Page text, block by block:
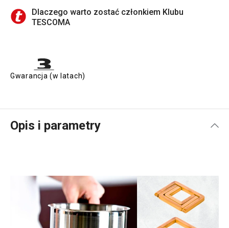
Dlaczego warto zostać członkiem Klubu
TESCOMA
Gwarancja (w latach)
Opis i parametry